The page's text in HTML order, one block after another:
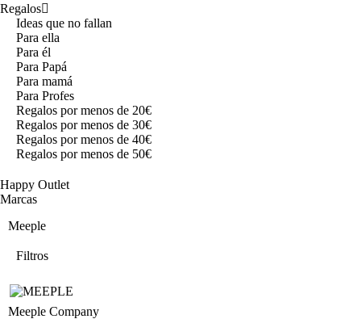
Regalos
Ideas que no fallan
Para ella
Para él
Para Papá
Para mamá
Para Profes
Regalos por menos de 20€
Regalos por menos de 30€
Regalos por menos de 40€
Regalos por menos de 50€
Happy Outlet
Marcas
Meeple
Filtros
Meeple Company